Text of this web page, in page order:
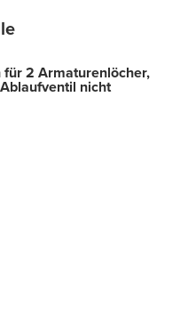
2 Armaturenlöcher,
nicht